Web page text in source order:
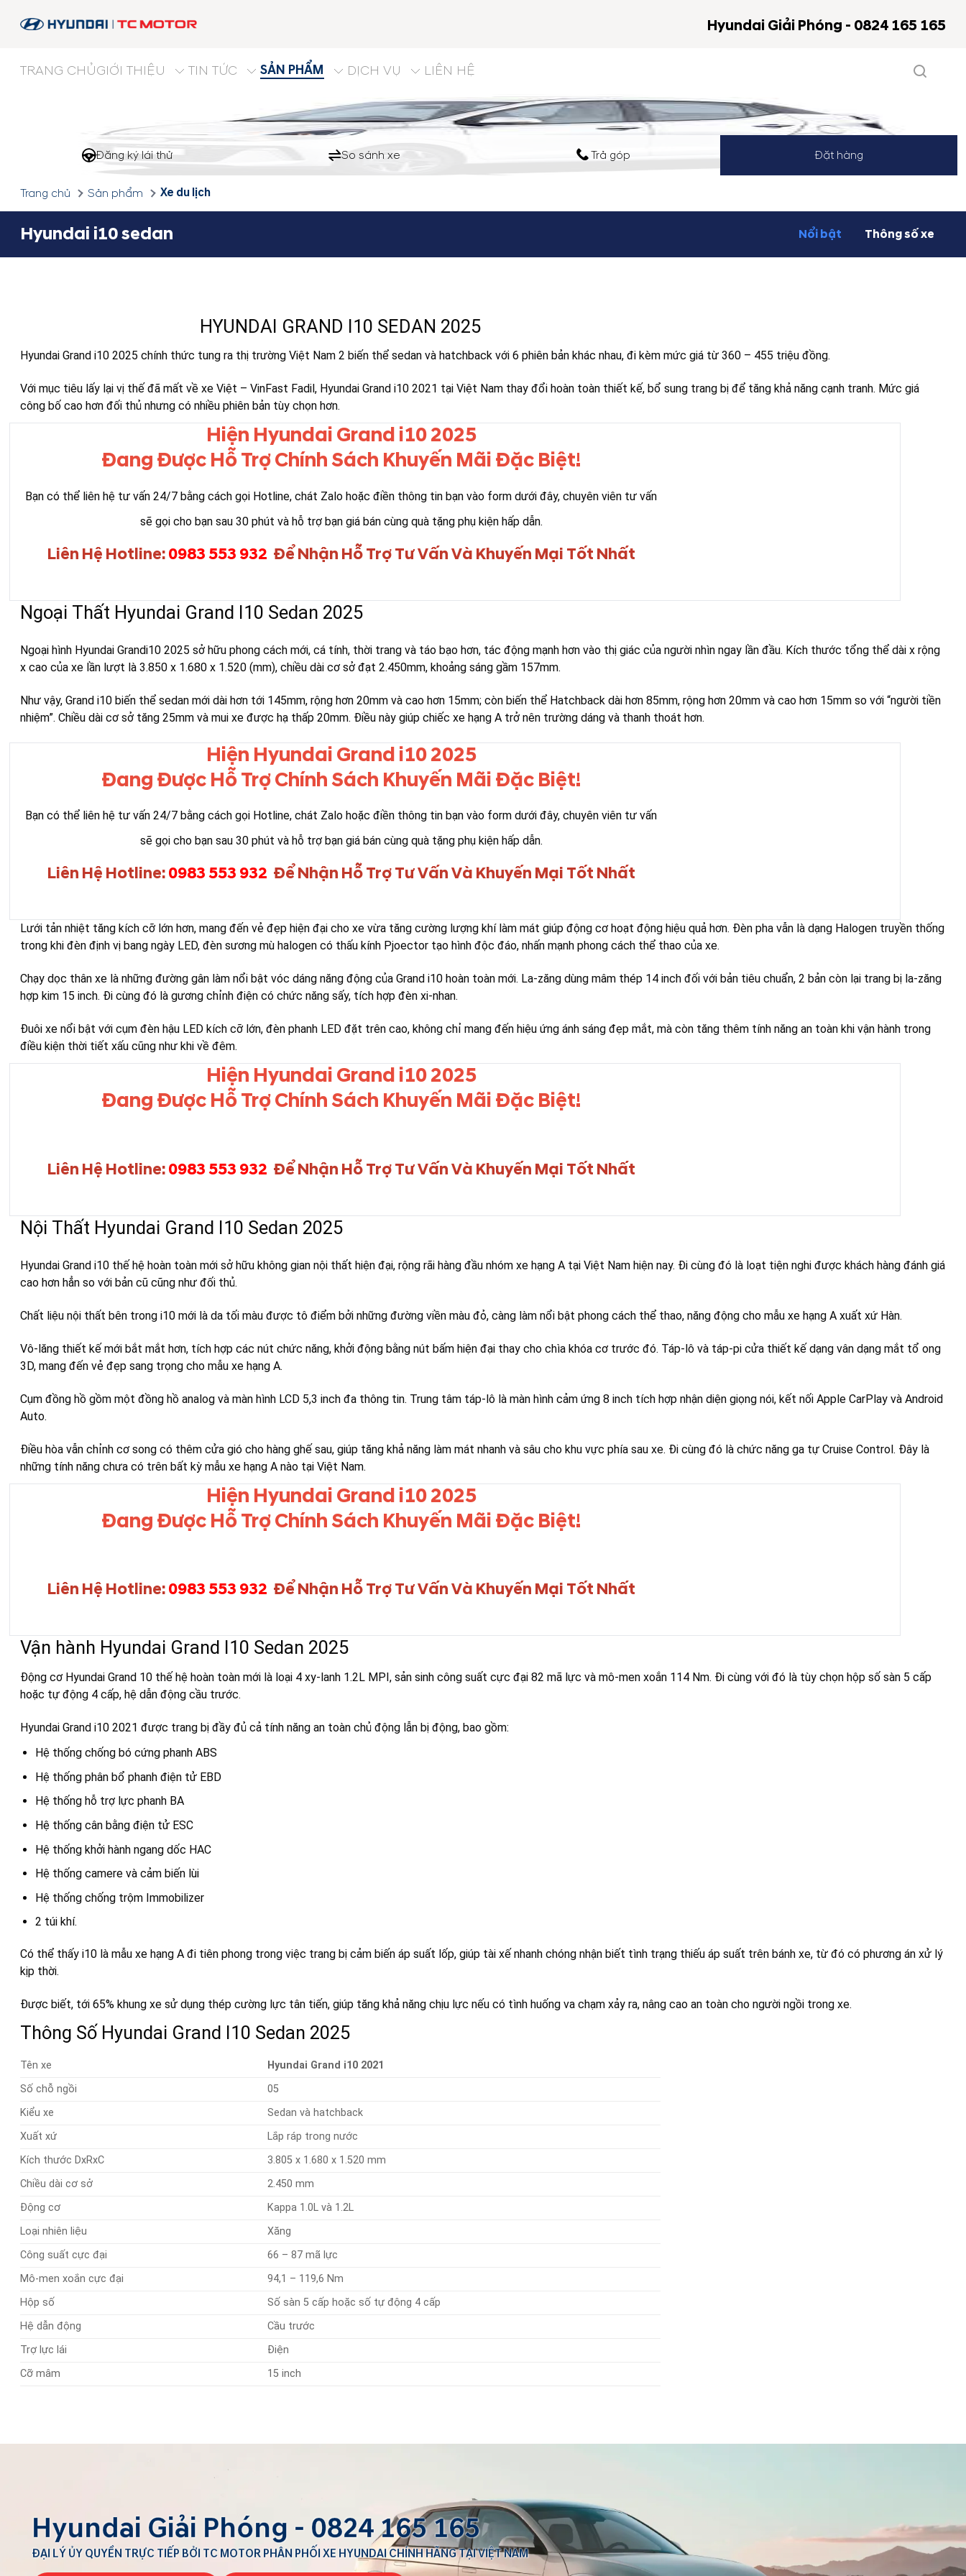
Hyundai Giải Phóng - 0824 165 165
TRANG CHỦGIỚI THIỆU TIN TỨC SẢN PHẨM DỊCH VỤ LIÊN HỆ
Đăng ký lái thử So sánh xe Trả góp Đặt hàng
Trang chủ Sản phẩm Xe du lịch
Hyundai i10 sedan Nổi bật Thông số xe
HYUNDAI GRAND I10 SEDAN 2025
Hyundai Grand i10 2025 chính thức tung ra thị trường Việt Nam 2 biến thể sedan và hatchback với 6 phiên bản khác nhau, đi kèm mức giá từ 360 – 455 triệu đồng.
Với mục tiêu lấy lại vị thế đã mất về xe Việt – VinFast Fadil, Hyundai Grand i10 2021 tại Việt Nam thay đổi hoàn toàn thiết kế, bổ sung trang bị để tăng khả năng cạnh tranh. Mức giá
công bố cao hơn đối thủ nhưng có nhiều phiên bản tùy chọn hơn.
Hiện Hyundai Grand i10 2025
Đang Được Hỗ Trợ Chính Sách Khuyến Mãi Đặc Biệt!
Bạn có thể liên hệ tư vấn 24/7 bằng cách gọi Hotline, chát Zalo hoặc điền thông tin bạn vào form dưới đây, chuyên viên tư vấn
sẽ gọi cho bạn sau 30 phút và hỗ trợ bạn giá bán cùng quà tặng phụ kiện hấp dẫn.
Liên Hệ Hotline:0983 553 932 Để Nhận Hỗ Trợ Tư Vấn Và Khuyến Mại Tốt Nhất
Ngoại Thất Hyundai Grand I10 Sedan 2025
Ngoại hình Hyundai Grandi10 2025 sở hữu phong cách mới, cá tính, thời trang và táo bạo hơn, tác động mạnh hơn vào thị giác của người nhìn ngay lần đầu. Kích thước tổng thể dài x rộng
x cao của xe lần lượt là 3.850 x 1.680 x 1.520 (mm), chiều dài cơ sở đạt 2.450mm, khoảng sáng gầm 157mm.
Như vậy, Grand i10 biến thể sedan mới dài hơn tới 145mm, rộng hơn 20mm và cao hơn 15mm; còn biến thể Hatchback dài hơn 85mm, rộng hơn 20mm và cao hơn 15mm so với “người tiền
nhiệm”. Chiều dài cơ sở tăng 25mm và mui xe được hạ thấp 20mm. Điều này giúp chiếc xe hạng A trở nên trường dáng và thanh thoát hơn.
Hiện Hyundai Grand i10 2025
Đang Được Hỗ Trợ Chính Sách Khuyến Mãi Đặc Biệt!
Bạn có thể liên hệ tư vấn 24/7 bằng cách gọi Hotline, chát Zalo hoặc điền thông tin bạn vào form dưới đây, chuyên viên tư vấn
sẽ gọi cho bạn sau 30 phút và hỗ trợ bạn giá bán cùng quà tặng phụ kiện hấp dẫn.
Liên Hệ Hotline:0983 553 932 Để Nhận Hỗ Trợ Tư Vấn Và Khuyến Mại Tốt Nhất
Lưới tản nhiệt tăng kích cỡ lớn hơn, mang đến vẻ đẹp hiện đại cho xe vừa tăng cường lượng khí làm mát giúp động cơ hoạt động hiệu quả hơn. Đèn pha vẫn là dạng Halogen truyền thống
trong khi đèn định vị bang ngày LED, đèn sương mù halogen có thấu kính Pjoector tạo hình độc đáo, nhấn mạnh phong cách thể thao của xe.
Chạy dọc thân xe là những đường gân làm nổi bật vóc dáng năng động của Grand i10 hoàn toàn mới. La-zăng dùng mâm thép 14 inch đối với bản tiêu chuẩn, 2 bản còn lại trang bị la-zăng
hợp kim 15 inch. Đi cùng đó là gương chỉnh điện có chức năng sấy, tích hợp đèn xi-nhan.
Đuôi xe nổi bật với cụm đèn hậu LED kích cỡ lớn, đèn phanh LED đặt trên cao, không chỉ mang đến hiệu ứng ánh sáng đẹp mắt, mà còn tăng thêm tính năng an toàn khi vận hành trong
điều kiện thời tiết xấu cũng như khi về đêm.
Hiện Hyundai Grand i10 2025
Đang Được Hỗ Trợ Chính Sách Khuyến Mãi Đặc Biệt!
Liên Hệ Hotline:0983 553 932 Để Nhận Hỗ Trợ Tư Vấn Và Khuyến Mại Tốt Nhất
Nội Thất Hyundai Grand I10 Sedan 2025
Hyundai Grand i10 thế hệ hoàn toàn mới sở hữu không gian nội thất hiện đại, rộng rãi hàng đầu nhóm xe hạng A tại Việt Nam hiện nay. Đi cùng đó là loạt tiện nghi được khách hàng đánh giá
cao hơn hẳn so với bản cũ cũng như đối thủ.
Chất liệu nội thất bên trong i10 mới là da tối màu được tô điểm bởi những đường viền màu đỏ, càng làm nổi bật phong cách thể thao, năng động cho mẫu xe hạng A xuất xứ Hàn.
Vô-lăng thiết kế mới bắt mắt hơn, tích hợp các nút chức năng, khởi động bằng nút bấm hiện đại thay cho chìa khóa cơ trước đó. Táp-lô và táp-pi cửa thiết kế dạng vân dạng mắt tổ ong
3D, mang đến vẻ đẹp sang trọng cho mẫu xe hạng A.
Cụm đồng hồ gồm một đồng hồ analog và màn hình LCD 5,3 inch đa thông tin. Trung tâm táp-lô là màn hình cảm ứng 8 inch tích hợp nhận diện giọng nói, kết nối Apple CarPlay và Android
Auto.
Điều hòa vẫn chỉnh cơ song có thêm cửa gió cho hàng ghế sau, giúp tăng khả năng làm mát nhanh và sâu cho khu vực phía sau xe. Đi cùng đó là chức năng ga tự Cruise Control. Đây là
những tính năng chưa có trên bất kỳ mẫu xe hạng A nào tại Việt Nam.
Hiện Hyundai Grand i10 2025
Đang Được Hỗ Trợ Chính Sách Khuyến Mãi Đặc Biệt!
Liên Hệ Hotline:0983 553 932 Để Nhận Hỗ Trợ Tư Vấn Và Khuyến Mại Tốt Nhất
Vận hành Hyundai Grand I10 Sedan 2025
Động cơ Hyundai Grand 10 thế hệ hoàn toàn mới là loại 4 xy-lanh 1.2L MPI, sản sinh công suất cực đại 82 mã lực và mô-men xoắn 114 Nm. Đi cùng với đó là tùy chọn hộp số sàn 5 cấp
hoặc tự động 4 cấp, hệ dẫn động cầu trước.
Hyundai Grand i10 2021 được trang bị đầy đủ cả tính năng an toàn chủ động lẫn bị động, bao gồm:
Hệ thống chống bó cứng phanh ABS
Hệ thống phân bổ phanh điện tử EBD
Hệ thống hỗ trợ lực phanh BA
Hệ thống cân bằng điện tử ESC
Hệ thống khởi hành ngang dốc HAC
Hệ thống camere và cảm biến lùi
Hệ thống chống trộm Immobilizer
2 túi khí.
Có thể thấy i10 là mẫu xe hạng A đi tiên phong trong việc trang bị cảm biến áp suất lốp, giúp tài xế nhanh chóng nhận biết tình trạng thiếu áp suất trên bánh xe, từ đó có phương án xử lý
kịp thời.
Được biết, tới 65% khung xe sử dụng thép cường lực tân tiến, giúp tăng khả năng chịu lực nếu có tình huống va chạm xảy ra, nâng cao an toàn cho người ngồi trong xe.
Thông Số Hyundai Grand I10 Sedan 2025
Tên xe
Hyundai Grand i10 2021
Số chỗ ngồi
05
Kiểu xe
Sedan và hatchback
Xuất xứ
Lắp ráp trong nước
Kích thước DxRxC
3.805 x 1.680 x 1.520 mm
Chiều dài cơ sở
2.450 mm
Động cơ
Kappa 1.0L và 1.2L
Loại nhiên liệu
Xăng
Công suất cực đại
66 – 87 mã lực
Mô-men xoắn cực đại
94,1 – 119,6 Nm
Hộp số
Số sàn 5 cấp hoặc số tự động 4 cấp
Hệ dẫn động
Cầu trước
Trợ lực lái
Điện
Cỡ mâm
15 inch
Hyundai Giải Phóng - 0824 165 165
ĐẠI LÝ ỦY QUYỀN TRỰC TIẾP BỞI TC MOTOR PHÂN PHỐI XE HYUNDAI CHÍNH HÃNG TẠI VIỆT NAM